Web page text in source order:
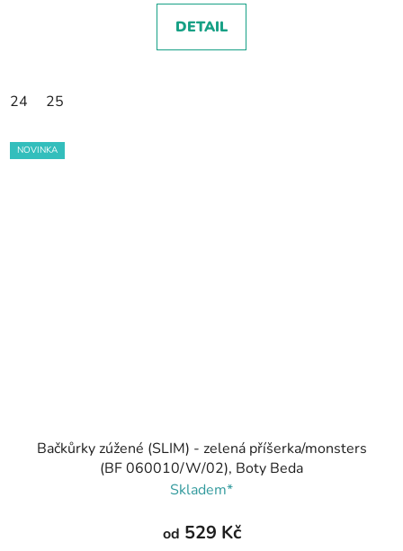
DETAIL
24 25
NOVINKA
Bačkůrky zúžené (SLIM) - zelená příšerka/monsters
(BF 060010/W/02), Boty Beda
Skladem*
od 529 Kč